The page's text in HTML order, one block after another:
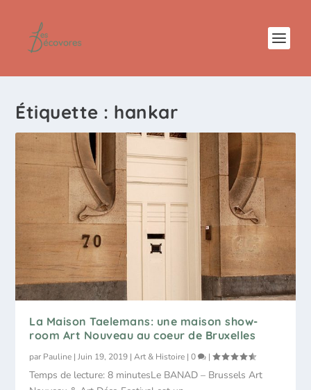
Étiquette : hankar
La Maison Taelemans: une maison show-
room Art Nouveau au coeur de Bruxelles
par Pauline |Juin 19, 2019 |Art & Histoire |0 |
Temps de lecture: 8 minutesLe BANAD – Brussels Art